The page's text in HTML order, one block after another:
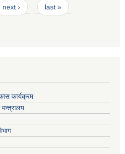
next › last »
कार्यक्रम
मन्त्रालय